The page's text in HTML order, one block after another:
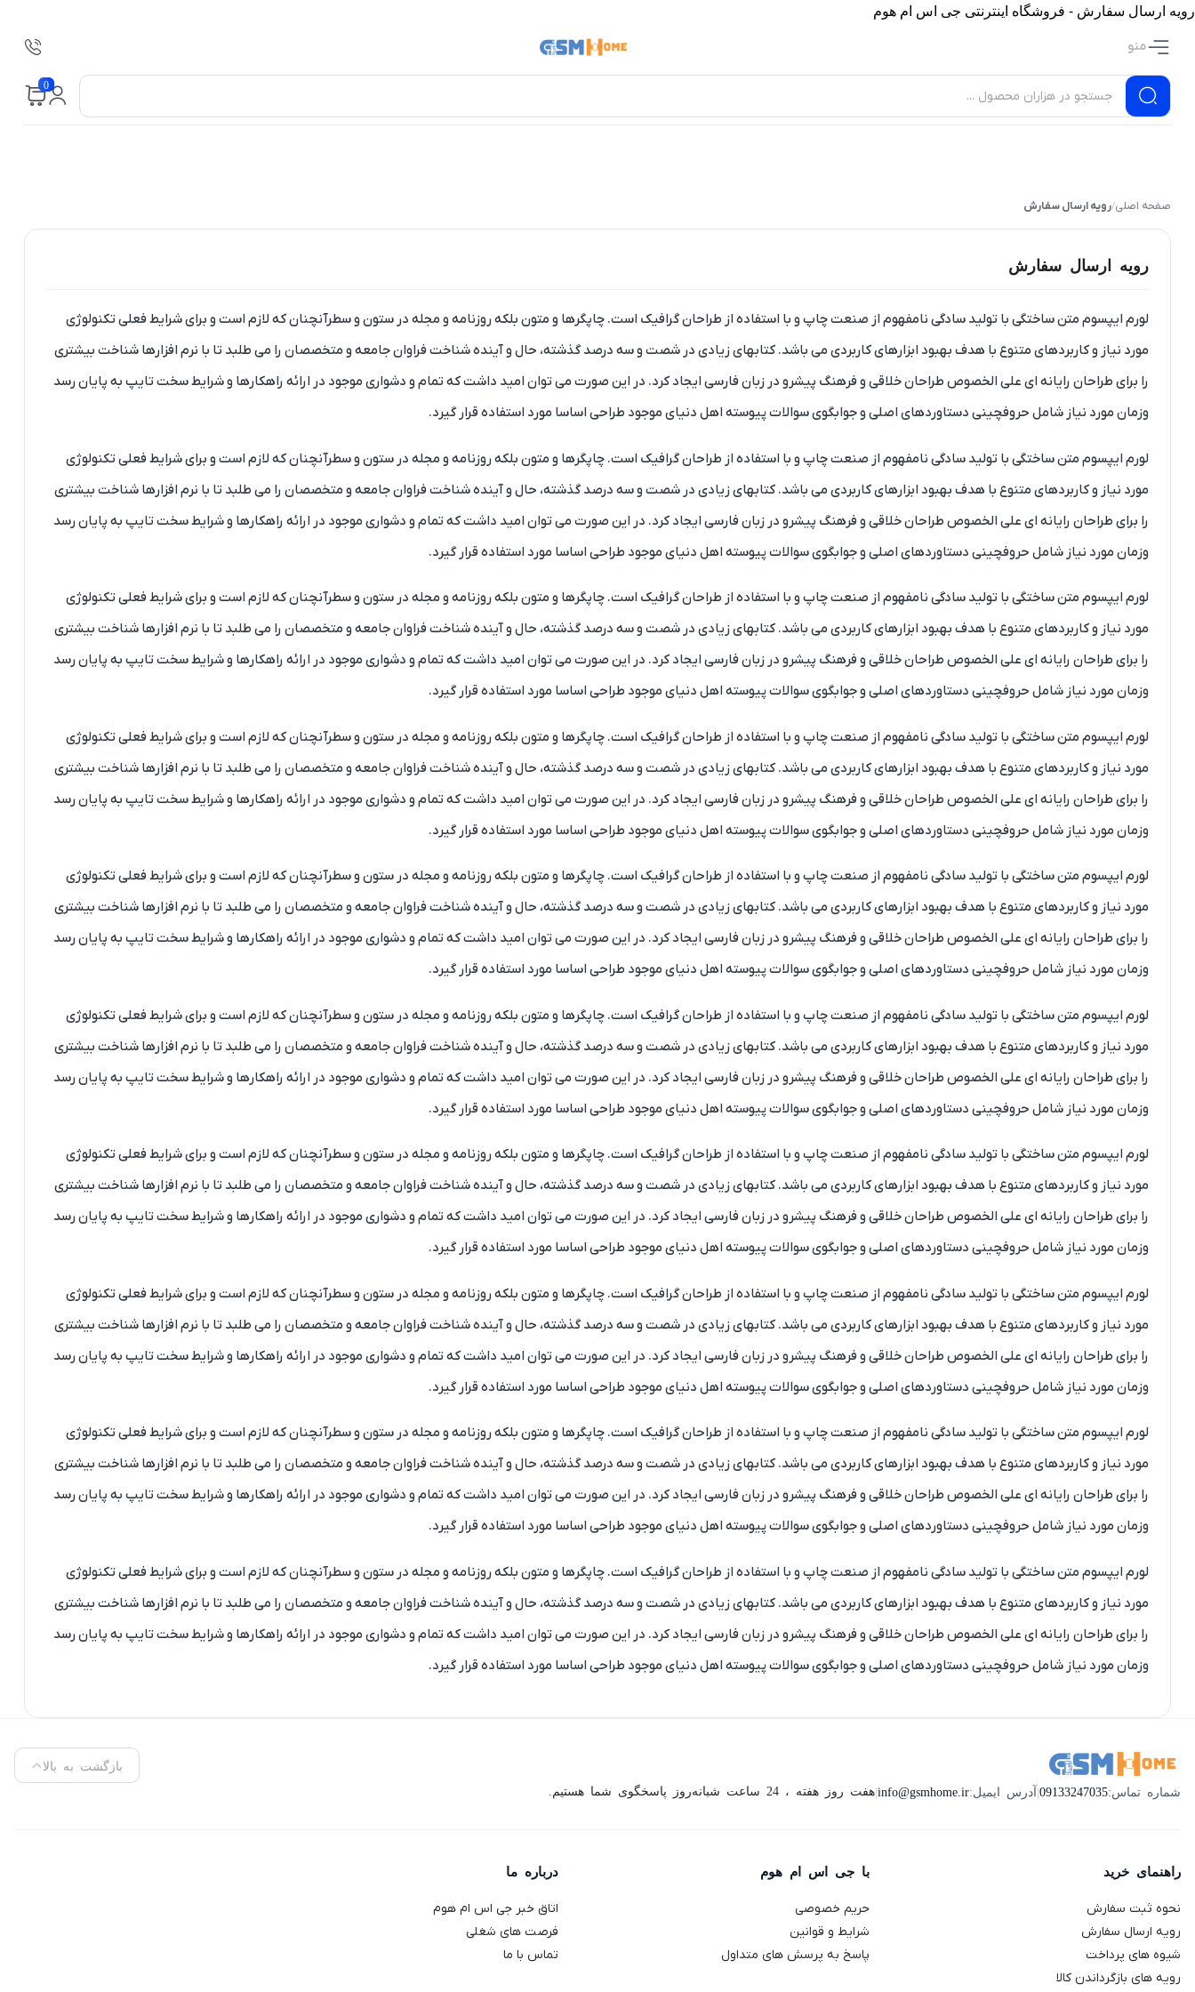
رویه ارسال سفارش - فروشگاه اینترنتی جی اس ام هوم
منو
0
صفحه اصلی/رویه ارسال سفارش
رویه ارسال سفارش
لورم ایپسوم متن ساختگی با تولید سادگی نامفهوم از صنعت چاپ و با استفاده از طراحان گرافیک است. چاپگرها و متون بلکه روزنامه و مجله در ستون و سطرآنچنان که لازم است و برای شرایط فعلی تکنولوژی
مورد نیاز و کاربردهای متنوع با هدف بهبود ابزارهای کاربردی می باشد. کتابهای زیادی در شصت و سه درصد گذشته، حال و آینده شناخت فراوان جامعه و متخصصان را می طلبد تا با نرم افزارها شناخت بیشتری
را برای طراحان رایانه ای علی الخصوص طراحان خلاقی و فرهنگ پیشرو در زبان فارسی ایجاد کرد. در این صورت می توان امید داشت که تمام و دشواری موجود در ارائه راهکارها و شرایط سخت تایپ به پایان رسد
وزمان مورد نیاز شامل حروفچینی دستاوردهای اصلی و جوابگوی سوالات پیوسته اهل دنیای موجود طراحی اساسا مورد استفاده قرار گیرد.
لورم ایپسوم متن ساختگی با تولید سادگی نامفهوم از صنعت چاپ و با استفاده از طراحان گرافیک است. چاپگرها و متون بلکه روزنامه و مجله در ستون و سطرآنچنان که لازم است و برای شرایط فعلی تکنولوژی
مورد نیاز و کاربردهای متنوع با هدف بهبود ابزارهای کاربردی می باشد. کتابهای زیادی در شصت و سه درصد گذشته، حال و آینده شناخت فراوان جامعه و متخصصان را می طلبد تا با نرم افزارها شناخت بیشتری
را برای طراحان رایانه ای علی الخصوص طراحان خلاقی و فرهنگ پیشرو در زبان فارسی ایجاد کرد. در این صورت می توان امید داشت که تمام و دشواری موجود در ارائه راهکارها و شرایط سخت تایپ به پایان رسد
وزمان مورد نیاز شامل حروفچینی دستاوردهای اصلی و جوابگوی سوالات پیوسته اهل دنیای موجود طراحی اساسا مورد استفاده قرار گیرد.
لورم ایپسوم متن ساختگی با تولید سادگی نامفهوم از صنعت چاپ و با استفاده از طراحان گرافیک است. چاپگرها و متون بلکه روزنامه و مجله در ستون و سطرآنچنان که لازم است و برای شرایط فعلی تکنولوژی
مورد نیاز و کاربردهای متنوع با هدف بهبود ابزارهای کاربردی می باشد. کتابهای زیادی در شصت و سه درصد گذشته، حال و آینده شناخت فراوان جامعه و متخصصان را می طلبد تا با نرم افزارها شناخت بیشتری
را برای طراحان رایانه ای علی الخصوص طراحان خلاقی و فرهنگ پیشرو در زبان فارسی ایجاد کرد. در این صورت می توان امید داشت که تمام و دشواری موجود در ارائه راهکارها و شرایط سخت تایپ به پایان رسد
وزمان مورد نیاز شامل حروفچینی دستاوردهای اصلی و جوابگوی سوالات پیوسته اهل دنیای موجود طراحی اساسا مورد استفاده قرار گیرد.
لورم ایپسوم متن ساختگی با تولید سادگی نامفهوم از صنعت چاپ و با استفاده از طراحان گرافیک است. چاپگرها و متون بلکه روزنامه و مجله در ستون و سطرآنچنان که لازم است و برای شرایط فعلی تکنولوژی
مورد نیاز و کاربردهای متنوع با هدف بهبود ابزارهای کاربردی می باشد. کتابهای زیادی در شصت و سه درصد گذشته، حال و آینده شناخت فراوان جامعه و متخصصان را می طلبد تا با نرم افزارها شناخت بیشتری
را برای طراحان رایانه ای علی الخصوص طراحان خلاقی و فرهنگ پیشرو در زبان فارسی ایجاد کرد. در این صورت می توان امید داشت که تمام و دشواری موجود در ارائه راهکارها و شرایط سخت تایپ به پایان رسد
وزمان مورد نیاز شامل حروفچینی دستاوردهای اصلی و جوابگوی سوالات پیوسته اهل دنیای موجود طراحی اساسا مورد استفاده قرار گیرد.
لورم ایپسوم متن ساختگی با تولید سادگی نامفهوم از صنعت چاپ و با استفاده از طراحان گرافیک است. چاپگرها و متون بلکه روزنامه و مجله در ستون و سطرآنچنان که لازم است و برای شرایط فعلی تکنولوژی
مورد نیاز و کاربردهای متنوع با هدف بهبود ابزارهای کاربردی می باشد. کتابهای زیادی در شصت و سه درصد گذشته، حال و آینده شناخت فراوان جامعه و متخصصان را می طلبد تا با نرم افزارها شناخت بیشتری
را برای طراحان رایانه ای علی الخصوص طراحان خلاقی و فرهنگ پیشرو در زبان فارسی ایجاد کرد. در این صورت می توان امید داشت که تمام و دشواری موجود در ارائه راهکارها و شرایط سخت تایپ به پایان رسد
وزمان مورد نیاز شامل حروفچینی دستاوردهای اصلی و جوابگوی سوالات پیوسته اهل دنیای موجود طراحی اساسا مورد استفاده قرار گیرد.
لورم ایپسوم متن ساختگی با تولید سادگی نامفهوم از صنعت چاپ و با استفاده از طراحان گرافیک است. چاپگرها و متون بلکه روزنامه و مجله در ستون و سطرآنچنان که لازم است و برای شرایط فعلی تکنولوژی
مورد نیاز و کاربردهای متنوع با هدف بهبود ابزارهای کاربردی می باشد. کتابهای زیادی در شصت و سه درصد گذشته، حال و آینده شناخت فراوان جامعه و متخصصان را می طلبد تا با نرم افزارها شناخت بیشتری
را برای طراحان رایانه ای علی الخصوص طراحان خلاقی و فرهنگ پیشرو در زبان فارسی ایجاد کرد. در این صورت می توان امید داشت که تمام و دشواری موجود در ارائه راهکارها و شرایط سخت تایپ به پایان رسد
وزمان مورد نیاز شامل حروفچینی دستاوردهای اصلی و جوابگوی سوالات پیوسته اهل دنیای موجود طراحی اساسا مورد استفاده قرار گیرد.
لورم ایپسوم متن ساختگی با تولید سادگی نامفهوم از صنعت چاپ و با استفاده از طراحان گرافیک است. چاپگرها و متون بلکه روزنامه و مجله در ستون و سطرآنچنان که لازم است و برای شرایط فعلی تکنولوژی
مورد نیاز و کاربردهای متنوع با هدف بهبود ابزارهای کاربردی می باشد. کتابهای زیادی در شصت و سه درصد گذشته، حال و آینده شناخت فراوان جامعه و متخصصان را می طلبد تا با نرم افزارها شناخت بیشتری
را برای طراحان رایانه ای علی الخصوص طراحان خلاقی و فرهنگ پیشرو در زبان فارسی ایجاد کرد. در این صورت می توان امید داشت که تمام و دشواری موجود در ارائه راهکارها و شرایط سخت تایپ به پایان رسد
وزمان مورد نیاز شامل حروفچینی دستاوردهای اصلی و جوابگوی سوالات پیوسته اهل دنیای موجود طراحی اساسا مورد استفاده قرار گیرد.
لورم ایپسوم متن ساختگی با تولید سادگی نامفهوم از صنعت چاپ و با استفاده از طراحان گرافیک است. چاپگرها و متون بلکه روزنامه و مجله در ستون و سطرآنچنان که لازم است و برای شرایط فعلی تکنولوژی
مورد نیاز و کاربردهای متنوع با هدف بهبود ابزارهای کاربردی می باشد. کتابهای زیادی در شصت و سه درصد گذشته، حال و آینده شناخت فراوان جامعه و متخصصان را می طلبد تا با نرم افزارها شناخت بیشتری
را برای طراحان رایانه ای علی الخصوص طراحان خلاقی و فرهنگ پیشرو در زبان فارسی ایجاد کرد. در این صورت می توان امید داشت که تمام و دشواری موجود در ارائه راهکارها و شرایط سخت تایپ به پایان رسد
وزمان مورد نیاز شامل حروفچینی دستاوردهای اصلی و جوابگوی سوالات پیوسته اهل دنیای موجود طراحی اساسا مورد استفاده قرار گیرد.
لورم ایپسوم متن ساختگی با تولید سادگی نامفهوم از صنعت چاپ و با استفاده از طراحان گرافیک است. چاپگرها و متون بلکه روزنامه و مجله در ستون و سطرآنچنان که لازم است و برای شرایط فعلی تکنولوژی
مورد نیاز و کاربردهای متنوع با هدف بهبود ابزارهای کاربردی می باشد. کتابهای زیادی در شصت و سه درصد گذشته، حال و آینده شناخت فراوان جامعه و متخصصان را می طلبد تا با نرم افزارها شناخت بیشتری
را برای طراحان رایانه ای علی الخصوص طراحان خلاقی و فرهنگ پیشرو در زبان فارسی ایجاد کرد. در این صورت می توان امید داشت که تمام و دشواری موجود در ارائه راهکارها و شرایط سخت تایپ به پایان رسد
وزمان مورد نیاز شامل حروفچینی دستاوردهای اصلی و جوابگوی سوالات پیوسته اهل دنیای موجود طراحی اساسا مورد استفاده قرار گیرد.
لورم ایپسوم متن ساختگی با تولید سادگی نامفهوم از صنعت چاپ و با استفاده از طراحان گرافیک است. چاپگرها و متون بلکه روزنامه و مجله در ستون و سطرآنچنان که لازم است و برای شرایط فعلی تکنولوژی
مورد نیاز و کاربردهای متنوع با هدف بهبود ابزارهای کاربردی می باشد. کتابهای زیادی در شصت و سه درصد گذشته، حال و آینده شناخت فراوان جامعه و متخصصان را می طلبد تا با نرم افزارها شناخت بیشتری
را برای طراحان رایانه ای علی الخصوص طراحان خلاقی و فرهنگ پیشرو در زبان فارسی ایجاد کرد. در این صورت می توان امید داشت که تمام و دشواری موجود در ارائه راهکارها و شرایط سخت تایپ به پایان رسد
وزمان مورد نیاز شامل حروفچینی دستاوردهای اصلی و جوابگوی سوالات پیوسته اهل دنیای موجود طراحی اساسا مورد استفاده قرار گیرد.
شماره تماس:09133247035
|آدرس ایمیل:info@gsmhome.ir
|هفت روز هفته ، 24 ساعت شبانه‌روز پاسخگوی شما هستیم.
بازگشت به بالا
راهنمای خرید
نحوه ثبت سفارش
رویه ارسال سفارش
شیوه های پرداخت
رویه های بازگرداندن کالا
با جی اس ام هوم
حریم خصوصی
شرایط و قوانین
پاسخ به پرسش های متداول
درباره ما
اتاق خبر جی اس ام هوم
فرصت های شغلی
تماس با ما